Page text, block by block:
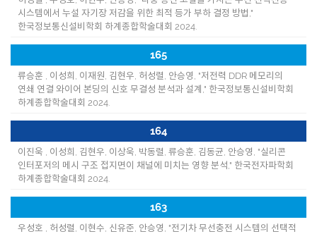
시스템에서 누설 자기장 저감을 위한 최적 등가 부하 결정 방법,"
한국정보통신설비학회 하계종합학술대회 2024.
165
류승훈 , 이성희, 이재원, 김현우, 허성렬, 안승영, "저전력 DDR 메모리의
연쇄 연결 와이어 본딩의 신호 무결성 분석과 설계," 한국정보통신설비학회
하계종합학술대회 2024.
164
이진욱 , 이성희, 김현우, 이상욱, 박동렬, 류승훈, 김동균, 안승영, "실리콘
인터포저의 메시 구조 접지면이 채널에 미치는 영향 분석," 한국전자파학회
하계종합학술대회 2024.
163
우성호 , 허성렬, 이현수, 신유준, 안승영, "전기차 무선충전 시스템의 선택적